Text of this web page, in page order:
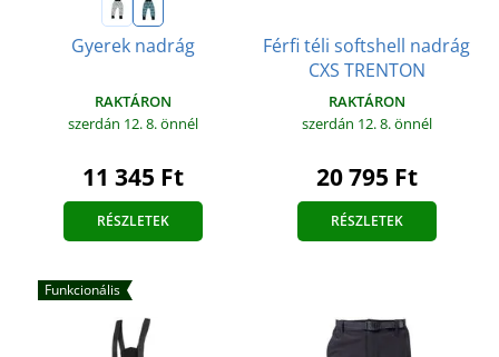
Gyerek nadrág
RAKTÁRON
szerdán 12. 8.önnél
11 345 Ft
RÉSZLETEK
Férfi téli softshell nadrág
CXS TRENTON
RAKTÁRON
szerdán 12. 8.önnél
20 795 Ft
RÉSZLETEK
Funkcionális